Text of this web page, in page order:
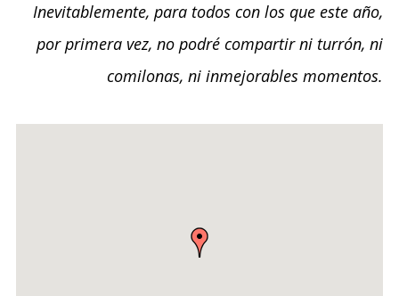
Inevitablemente, para todos con los que este año,
por primera vez, no podré compartir ni turrón, ni
comilonas, ni inmejorables momentos.